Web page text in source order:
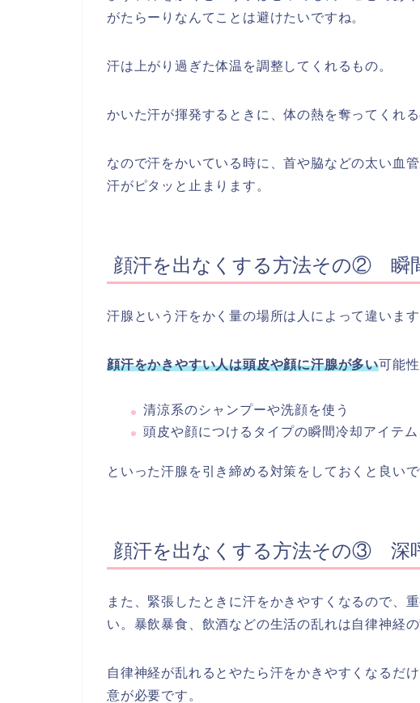
がたらーりなんてことは避けたいですね。
汗は上がり過ぎた体温を調整してくれるもの。
かいた汗が揮発するときに、体の熱を奪ってくれ
なので汗をかいている時に、首や脇などの太い血
汗がピタッと止まります。
顔汗を出なくする方法その② 瞬
汗腺という汗をかく量の場所は人によって違います
顔汗をかきやすい人は頭皮や顔に汗腺が多い可能
清涼系のシャンプーや洗顔を使う
頭皮や顔につけるタイプの瞬間冷却アイテ
といった汗腺を引き締める対策をしておくと良い
顔汗を出なくする方法その③ 深
また、緊張したときに汗をかきやすくなるので、
い。暴飲暴食、飲酒などの生活の乱れは自律神経
自律神経が乱れるとやたら汗をかきやすくなるだ
意が必要です。